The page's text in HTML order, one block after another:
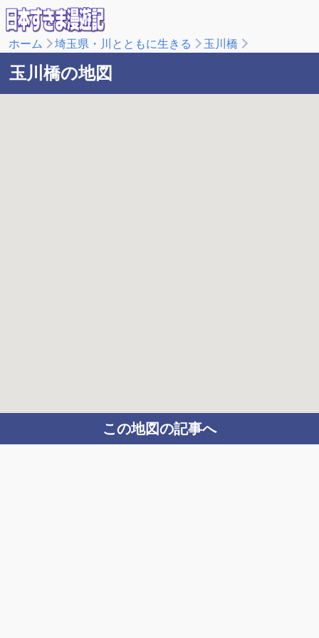
ホーム 埼玉県・川とともに生きる 玉川橋
玉川橋の地図
この地図の記事へ